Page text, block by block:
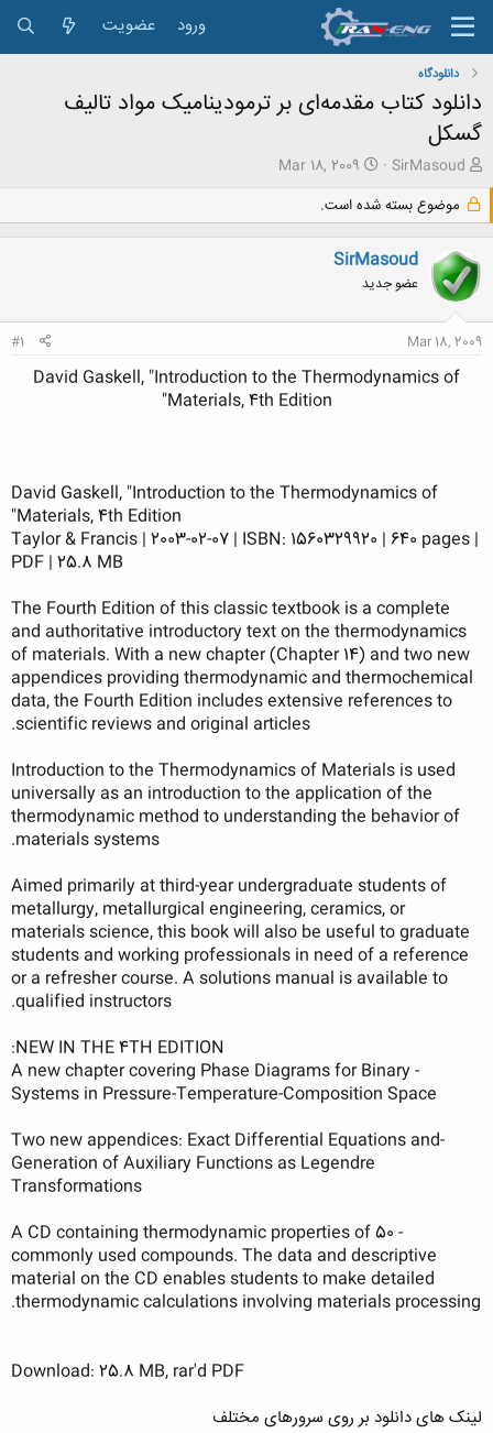
ورود عضویت
دانلودگاه
دانلود کتاب مقدمه‌ای بر ترمودینامیک مواد تالیف
گسکل
ش
ع
ک
ن
ن
د
ه
م
ض
SirMasoud
ت
ر
ی
ش
ع
Mar 18, 2009
موضوع بسته شده است.
SirMasoud
عضو جدید
Mar 18, 2009
#1
David Gaskell, "Introduction to the Thermodynamics of
Materials, 4th Edition"
David Gaskell, "Introduction to the Thermodynamics of
Materials, 4th Edition"
Taylor & Francis | 2003-02-07 | ISBN: 1560329920 | 640 pages |
PDF | 25.8 MB
The Fourth Edition of this classic textbook is a complete
and authoritative introductory text on the thermodynamics
of materials. With a new chapter (Chapter 14) and two new
appendices providing thermodynamic and thermochemical
data, the Fourth Edition includes extensive references to
scientific reviews and original articles.
Introduction to the Thermodynamics of Materials is used
universally as an introduction to the application of the
thermodynamic method to understanding the behavior of
materials systems.
Aimed primarily at third-year undergraduate students of
metallurgy, metallurgical engineering, ceramics, or
materials science, this book will also be useful to graduate
students and working professionals in need of a reference
or a refresher course. A solutions manual is available to
qualified instructors.
NEW IN THE 4TH EDITION:
- A new chapter covering Phase Diagrams for Binary
Systems in Pressure-Temperature-Composition Space
-Two new appendices: Exact Differential Equations and
Generation of Auxiliary Functions as Legendre
Transformations
- A CD containing thermodynamic properties of 50
commonly used compounds. The data and descriptive
material on the CD enables students to make detailed
thermodynamic calculations involving materials processing.
Download: 25.8 MB, rar'd PDF
لینک های دانلود بر روی سرورهای مختلف